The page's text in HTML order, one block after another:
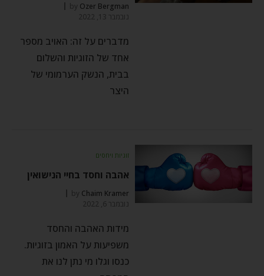
by Ozer Bergman
נובמבר 13, 2022
מדברים על זה: האויב מספר
אחד של הזוגיות והשלום
בבית, הנשק הערמומי של
היצר
זוגיות ויחסים
אהבה וחסד בחיי הנישואין
by Chaim Kramer
נובמבר 6, 2022
מידות האהבה והחסד
משפיעות על האמון בזוגיות.
כנסו וגלו מי נתן לנו את